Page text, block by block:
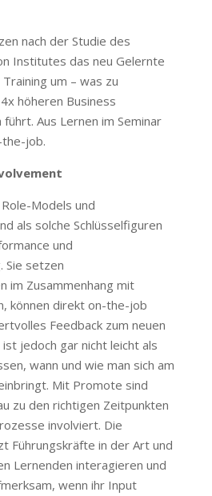
nach der Studie des
Institutes das neu Gelernte
um – was zu
höheren Business
Aus Lernen im Seminar
job.
Models und
als solche Schlüsselfiguren
und
Sie setzen
im Zusammenhang mit
können direkt on-the-job
Feedback zum neuen
jedoch gar nicht leicht als
wann und wie man sich am
Mit Promote sind
zu den richtigen Zeitpunkten
involviert. Die
Führungskräfte in der Art und
Lernenden interagieren und
wenn ihr Input